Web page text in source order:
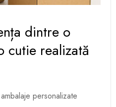
dintre o
cutie realizată
ambalaje personalizate